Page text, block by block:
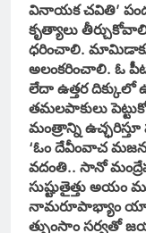
వినాయక చవితి’
కృత్యాలు
ధరించాలి.
అలంకరించాలి. ఓ
లేదా ఉత్తర
తమలపాకులు
మంత్రాన్ని
‘ఓం దేవీంవాచ
వదంతి.. సానో
సుష్టుతైత్తు అయం
నామరూపాభ్యాం యా
త్సుంసాం సర్వతో